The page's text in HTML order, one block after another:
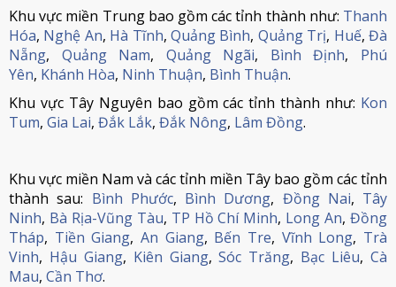
Khu vực miền Trung bao gồm các tỉnh thành như: Thanh
Hóa, Nghệ An, Hà Tĩnh,Quảng Bình, Quảng Trị, Huế,Đà
Nẵng, Quảng Nam, Quảng Ngãi, Bình Định, Phú
Yên, Khánh Hòa, Ninh Thuận, Bình Thuận.
Khu vực Tây Nguyên bao gồm các tỉnh thành như: Kon
Tum, Gia Lai, Đắk Lắk, Đắk Nông, Lâm Đồng.
Khu vực miền Nam và các tỉnh miền Tây bao gồm các tỉnh
thành sau: Bình Phước, Bình Dương, Đồng Nai, Tây
Ninh, Bà Rịa-Vũng Tàu, TP Hồ Chí Minh, Long An,Đồng
Tháp, Tiền Giang,An Giang, Bến Tre, Vĩnh Long, Trà
Vinh, Hậu Giang, Kiên Giang,Sóc Trăng, Bạc Liêu,Cà
Mau, Cần Thơ.